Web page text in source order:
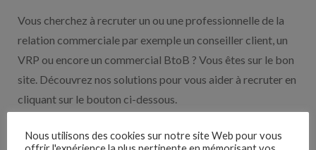
Vous cherchez à recruter un ou une professionnelle de la
relation commerciale par exemple un conseiller client, un
VRP ou encore un commercial BtoB ? Vous êtes sur le bon
site. Découvrez nos solutions pour vous aider à recruter en
cliquant sur le bouton ci-dessous.
Nos solutions entreprises
Nous utilisons des cookies sur notre site Web pour vous